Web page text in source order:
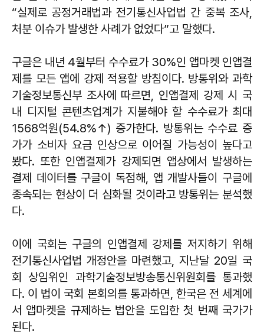
“실제로 공정거래법과 전기통신사업법 간 중복 조사,
처분 이슈가 발생한 사례가 없었다”고 말했다.
구글은 내년 4월부터 수수료가 30%인 앱마켓 인앱결
제를 모든 앱에 강제 적용할 방침이다. 방통위와 과학
기술정보통신부 조사에 따르면, 인앱결제 강제 시 국
내 디지털 콘텐츠업계가 지불해야 할 수수료가 최대
1568억원(54.8%↑) 증가한다. 방통위는 수수료 증
가가 소비자 요금 인상으로 이어질 가능성이 높다고
봤다. 또한 인앱결제가 강제되면 앱상에서 발생하는
결제 데이터를 구글이 독점해, 앱 개발사들이 구글에
종속되는 현상이 더 심화될 것이라고 방통위는 분석했
다.
이에 국회는 구글의 인앱결제 강제를 저지하기 위해
전기통신사업법 개정안을 마련했고, 지난달 20일 국
회 상임위인 과학기술정보방송통신위원회를 통과했
다. 이 법이 국회 본회의를 통과하면, 한국은 전 세계에
서 앱마켓을 규제하는 법안을 도입한 첫 번째 국가가
된다.